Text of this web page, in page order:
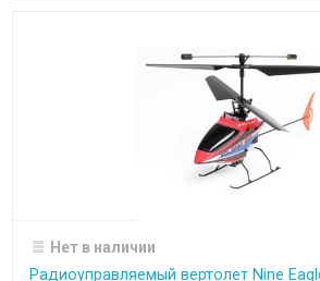
Нет в наличии
Радиоуправляемый вертолет Nine